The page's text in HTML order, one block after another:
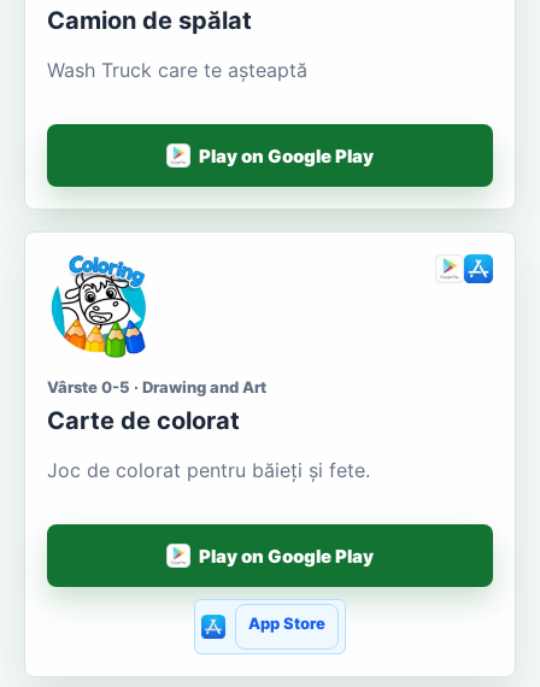
Camion de spălat
Wash Truck care te așteaptă
Play on Google Play
Vârste 0-5 · Drawing and Art
Carte de colorat
Joc de colorat pentru băieți și fete.
Play on Google Play
App Store